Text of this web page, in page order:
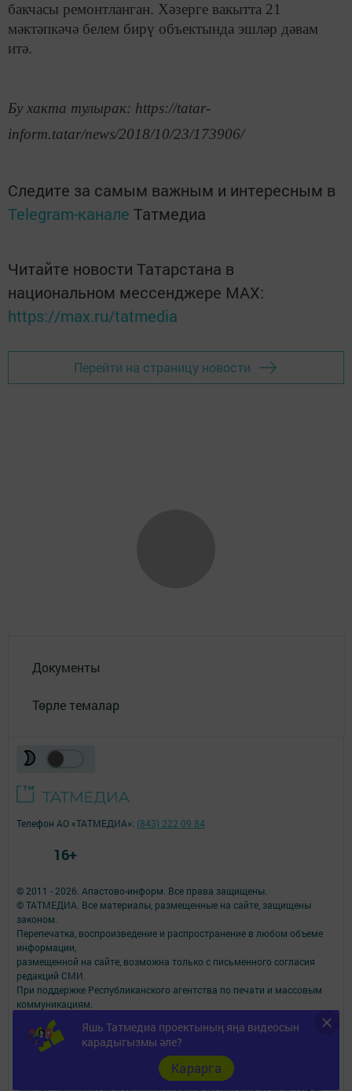
бакчасы ремонтланган. Хәзерге вакытта 21
мәктәпкәчә белем бирү объектында эшләр дәвам
итә.
Бу хакта тулырак: https://tatar-
inform.tatar/news/2018/10/23/173906/
Следите за самым важным и интересным в
Telegram-канале Татмедиа
Читайте новости Татарстана в
национальном мессенджере MАХ:
https://max.ru/tatmedia
Перейти на страницу новости
Документы
Төрле темалар
Яшь Татмедиа проектының яңа видеосын
карадыгызмы әле?
Карарга
© 2011 - 2026. Апастово-информ. Все права защищены.
© ТАТМЕДИА. Все материалы, размещенные на сайте, защищены
законом.
Перепечатка, воспроизведение и распространение в любом объеме
информации,
размещенной на сайте, возможна только с письменного согласия
редакций СМИ.
При поддержке Республиканского агентства по печати и массовым
коммуникациям.
Наименование СМИ: Апастово-информ
СМИ зарегистрировано Федеральной службой по надзору в сфере
связи,
информационных технологий и массовых коммуникаций
запись о регистрации СМИ Эл №ФС77-73779 от 12.10.2018
Телефон АО «ТАТМЕДИА»: (843) 222 09 84
16+